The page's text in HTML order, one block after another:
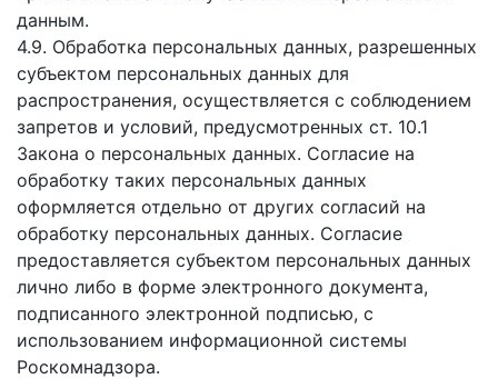
данным.
4.9. Обработка персональных данных, разрешенных
субъектом персональных данных для
распространения, осуществляется с соблюдением
запретов и условий, предусмотренных ст. 10.1
Закона о персональных данных. Согласие на
обработку таких персональных данных
оформляется отдельно от других согласий на
обработку персональных данных. Согласие
предоставляется субъектом персональных данных
лично либо в форме электронного документа,
подписанного электронной подписью, с
использованием информационной системы
Роскомнадзора.